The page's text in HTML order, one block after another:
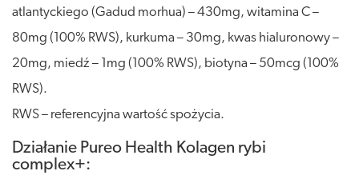
atlantyckiego (Gadud morhua) – 430mg, witamina C –
80mg (100% RWS), kurkuma – 30mg, kwas hialuronowy –
20mg, miedź – 1mg (100% RWS), biotyna – 50mcg (100%
RWS).
RWS – referencyjna wartość spożycia.
Działanie Pureo Health Kolagen rybi
complex+: